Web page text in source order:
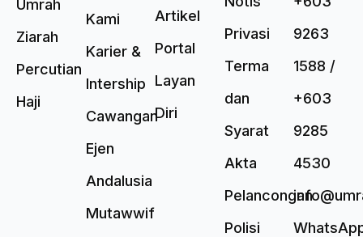
Umrah
Ziarah
Percutian
Haji
Kami
Karier &
Intership
Cawangan
Ejen
Andalusia
Mutawwif
Artikel
Portal
Layan
Diri
Privasi
Terma
dan
Syarat
Akta
Pelancongan
Polisi
9263
1588 /
+603
9285
4530